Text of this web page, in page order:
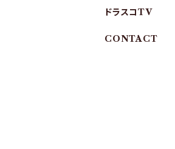
ドラスコTV
CONTACT